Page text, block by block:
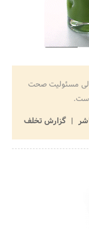
ولی مسئولیت صحت
گزارش تخلف